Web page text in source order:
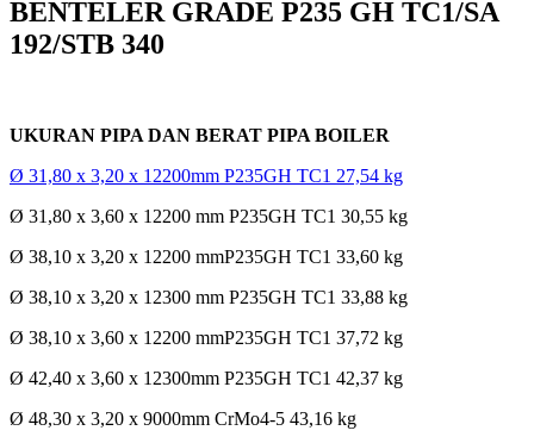
BENTELER GRADE P235 GH TC1/SA
192/STB 340
UKURAN PIPA DAN BERAT PIPA BOILER
Ø 31,80 x 3,20 x 12200mm P235GH TC1 27,54 kg
Ø 31,80 x 3,60 x 12200 mm P235GH TC1 30,55 kg
Ø 38,10 x 3,20 x 12200 mmP235GH TC1 33,60 kg
Ø 38,10 x 3,20 x 12300 mm P235GH TC1 33,88 kg
Ø 38,10 x 3,60 x 12200 mmP235GH TC1 37,72 kg
Ø 42,40 x 3,60 x 12300mm P235GH TC1 42,37 kg
Ø 48,30 x 3,20 x 9000mm CrMo4-5 43,16 kg